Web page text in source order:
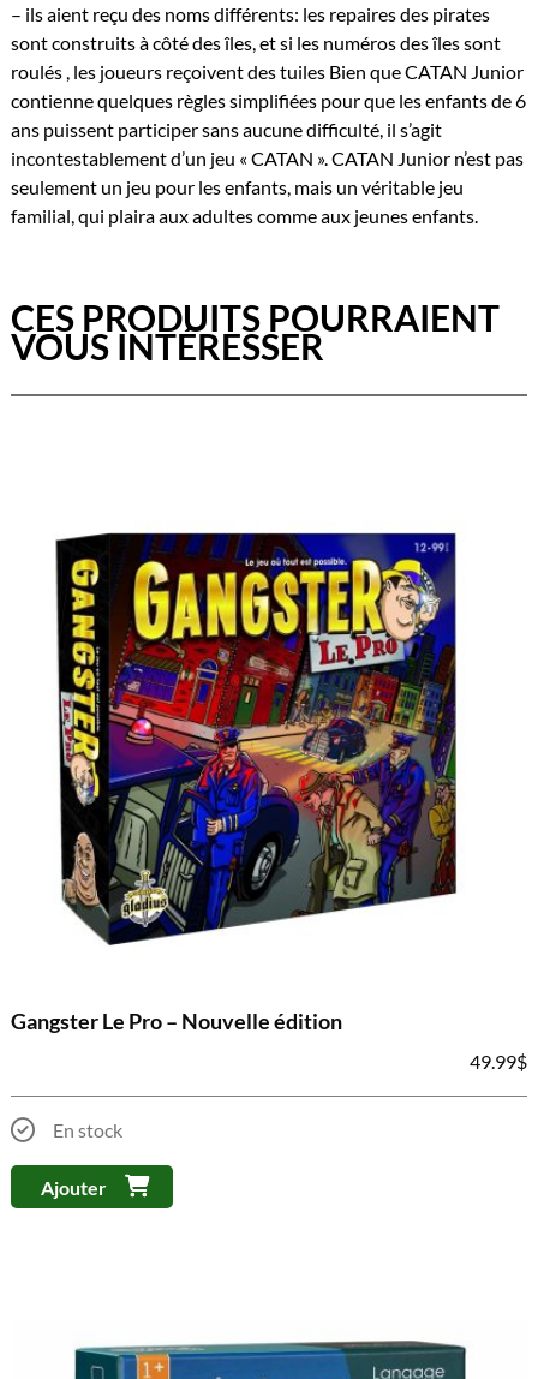
– ils aient reçu des noms différents: les repaires des pirates
sont construits à côté des îles, et si les numéros des îles sont
roulés , les joueurs reçoivent des tuiles Bien que CATAN Junior
contienne quelques règles simplifiées pour que les enfants de 6
ans puissent participer sans aucune difficulté, il s’agit
incontestablement d’un jeu « CATAN ». CATAN Junior n’est pas
seulement un jeu pour les enfants, mais un véritable jeu
familial, qui plaira aux adultes comme aux jeunes enfants.
CES PRODUITS POURRAIENT
VOUS INTÉRESSER
Gangster Le Pro – Nouvelle édition
49.99$
En stock
Ajouter